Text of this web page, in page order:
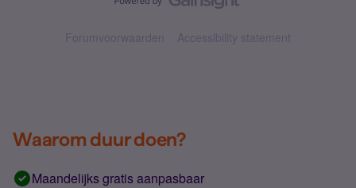
Forumvoorwaarden Accessibility statement
Waarom duur doen?
Maandelijks gratis aanpasbaar